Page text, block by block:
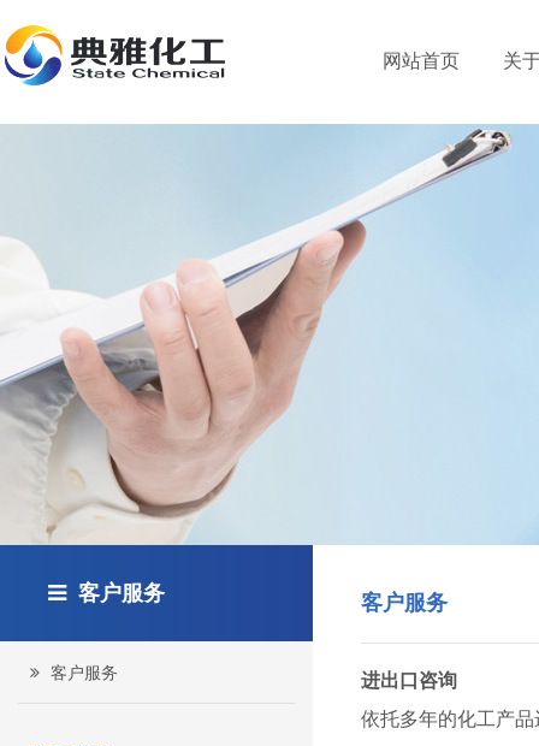
网站首页 关
客户服务
客户服务
客户服务
进出口咨询
依托多年的化工产